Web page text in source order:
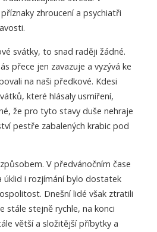
zhroucení a psychiatři
svátky, to snad raději žádné.
přece jen zavazuje a vyzývá ke
na naši předkové. Kdesi
které hlásaly usmíření,
že pro tyto stavy duše nehraje
pestře zabalených krabic pod
V předvánočním čase
úklid i rozjímání bylo dostatek
Dnešní lidé však ztratili
stále stejně rychle, na konci
větší a složitější příbytky a